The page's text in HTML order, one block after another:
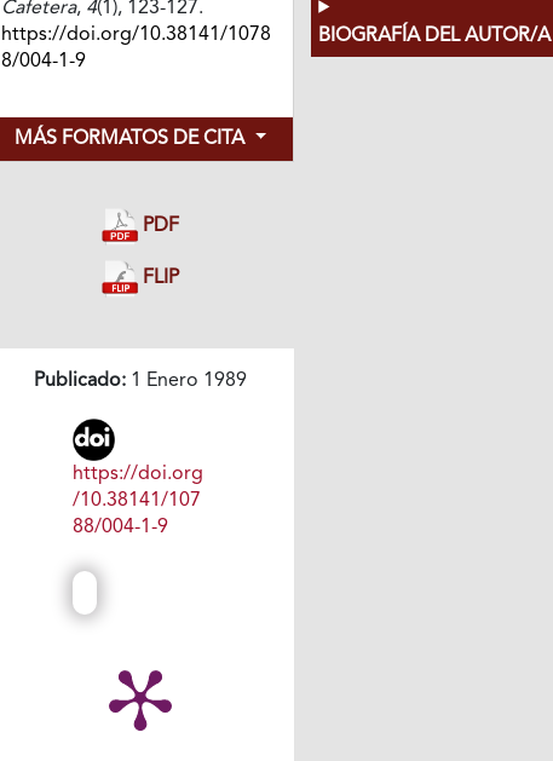
Cafetera, 4(1), 123-127.
https://doi.org/10.38141/1078
8/004-1-9
MÁS FORMATOS DE CITA
PDF
FLIP
Publicado: 1 Enero 1989
https://doi.org
/10.38141/107
88/004-1-9
BIOGRAFÍA DEL AUTOR/A